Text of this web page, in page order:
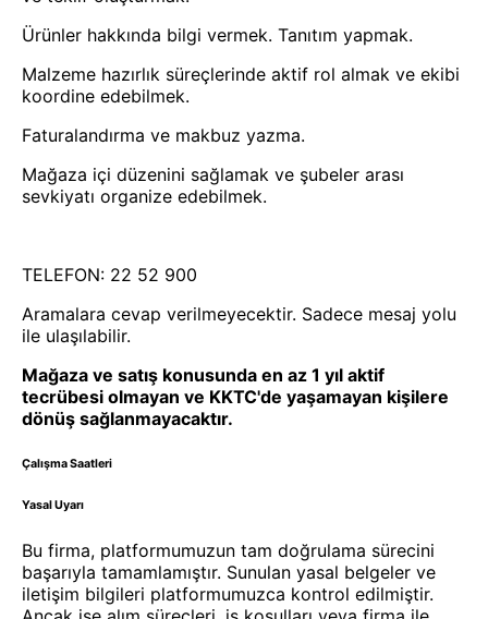
Ürünler hakkında bilgi vermek. Tanıtım yapmak.
Malzeme hazırlık süreçlerinde aktif rol almak ve ekibi
koordine edebilmek.
Faturalandırma ve makbuz yazma.
Mağaza içi düzenini sağlamak ve şubeler arası
sevkiyatı organize edebilmek.
TELEFON: 22 52 900
Aramalara cevap verilmeyecektir. Sadece mesaj yolu
ile ulaşılabilir.
Mağaza ve satış konusunda en az 1 yıl aktif
tecrübesi olmayan ve KKTC'de yaşamayan kişilere
dönüş sağlanmayacaktır.
Çalışma Saatleri
Yasal Uyarı
Bu firma, platformumuzun tam doğrulama sürecini
başarıyla tamamlamıştır. Sunulan yasal belgeler ve
iletişim bilgileri platformumuzca kontrol edilmiştir.